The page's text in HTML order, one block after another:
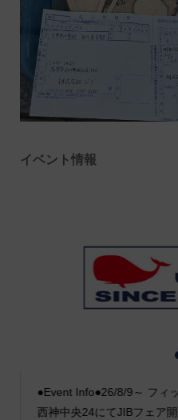
イベント情報
●Event Info●26/8/9～ フィ
西神中央24にてJIBフェア開